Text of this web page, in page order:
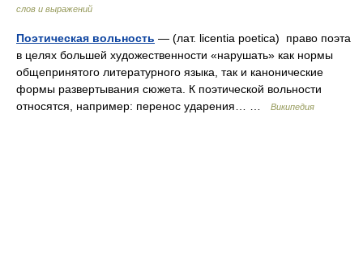
слов и выражений
Поэтическая вольность — (лат. licentia poetica) право поэта
в целях большей художественности «нарушать» как нормы
общепринятого литературного языка, так и канонические
формы развертывания сюжета. К поэтической вольности
относятся, например: перенос ударения… …
Википедия